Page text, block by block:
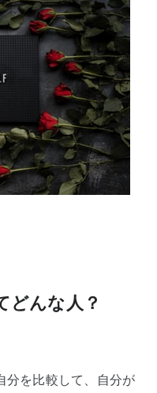
どんな人？
分を比較して、自分が